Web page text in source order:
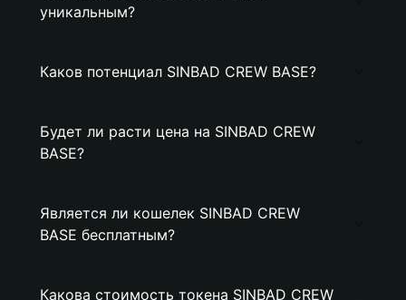
уникальным?
Каков потенциал SINBAD CREW BASE?
Будет ли расти цена на SINBAD CREW
BASE?
Является ли кошелек SINBAD CREW
BASE бесплатным?
Какова стоимость токена SINBAD CREW